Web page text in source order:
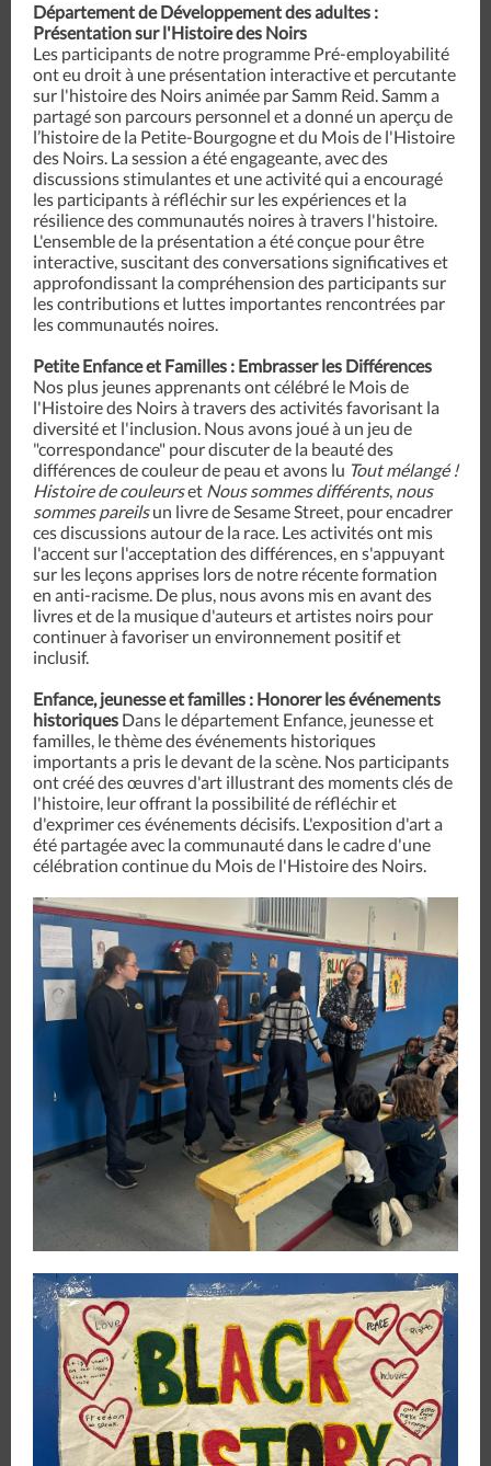
Département de Développement des adultes :
Présentation sur l'Histoire des Noirs
Les participants de notre programme Pré-employabilité
ont eu droit à une présentation interactive et percutante
sur l'histoire des Noirs animée par Samm Reid. Samm a
partagé son parcours personnel et a donné un aperçu de
l’histoire de la Petite-Bourgogne et du Mois de l'Histoire
des Noirs. La session a été engageante, avec des
discussions stimulantes et une activité qui a encouragé
les participants à réfléchir sur les expériences et la
résilience des communautés noires à travers l'histoire.
L'ensemble de la présentation a été conçue pour être
interactive, suscitant des conversations significatives et
approfondissant la compréhension des participants sur
les contributions et luttes importantes rencontrées par
les communautés noires.
Petite Enfance et Familles : Embrasser les Différences
Nos plus jeunes apprenants ont célébré le Mois de
l'Histoire des Noirs à travers des activités favorisant la
diversité et l'inclusion. Nous avons joué à un jeu de
"correspondance" pour discuter de la beauté des
différences de couleur de peau et avons lu Tout mélangé !
Histoire de couleurset Nous sommes différents, nous
sommes pareilsun livre de Sesame Street, pour encadrer
ces discussions autour de la race. Les activités ont mis
l'accent sur l'acceptation des différences, en s'appuyant
sur les leçons apprises lors de notre récente formation
en anti-racisme. De plus, nous avons mis en avant des
livres et de la musique d'auteurs et artistes noirs pour
continuer à favoriser un environnement positif et
inclusif.
Enfance, jeunesse et familles : Honorer les événements
historiques Dans le département Enfance, jeunesse et
familles, le thème des événements historiques
importants a pris le devant de la scène. Nos participants
ont créé des œuvres d'art illustrant des moments clés de
l'histoire, leur offrant la possibilité de réfléchir et
d'exprimer ces événements décisifs. L'exposition d'art a
été partagée avec la communauté dans le cadre d'une
célébration continue du Mois de l'Histoire des Noirs.